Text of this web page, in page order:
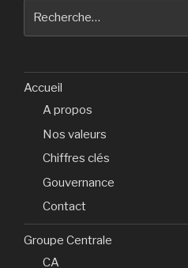
Accueil
A propos
Nos valeurs
Chiffres clés
Gouvernance
Contact
Groupe Centrale
CA